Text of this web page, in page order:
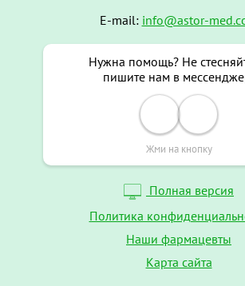
E-mail: info@astor-
Нужна помощь? Не
пишите нам в
Жми на кнопку
Полная версия
Политика
Наши фармацевты
Карта сайта